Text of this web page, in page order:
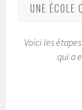
UNE ÉCOLE
Voici les
qui a